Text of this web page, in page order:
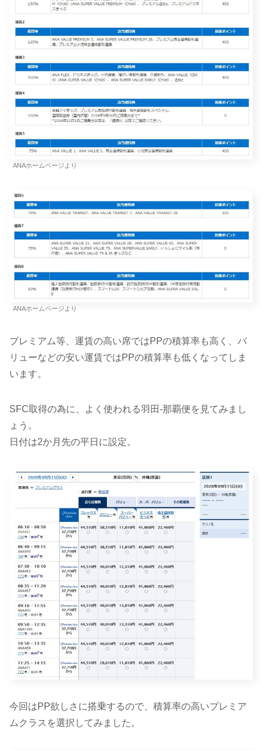
ANAホームページより
ANAホームページより
プレミアム等、運賃の高い席ではPPの積算率も高く、バ
リューなどの安い運賃ではPPの積算率も低くなってしま
います。
SFC取得の為に、よく使われる羽田-那覇便を見てみまし
ょう。
日付は2か月先の平日に設定。
今回はPP欲しさに搭乗するので、積算率の高いプレミア
ムクラスを選択してみました。